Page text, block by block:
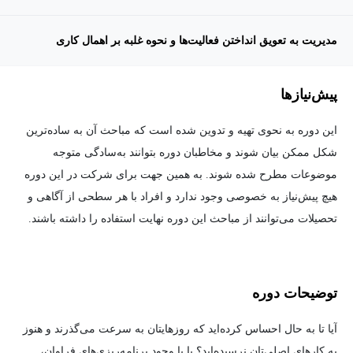
مدیریت به تعويق انداختن فعالیت‌ها و نحوه غلبه بر اهمال کاری
پیش‌نیاز‌ها
این دوره به نحوی تهیه و تدوین شده است که مباحث آن به ساده‌ترین
شکل ممکن بیان شوند و مخاطبان دوره بتوانند به‌سادگی متوجه
موضوعات مطرح شده شوند. به همین جهت برای شرکت در این دوره
هیچ پیش‌نیاز به خصوصی وجود ندارد و افراد با هر سطحی از آگاهی و
تحصیلات می‌توانند از مباحث این دوره نهایت استفاده را داشته باشند.
توضیحات دوره
آیا تا به حال احساس کرده‌اید که روزهایتان به سرعت می‌گذرند و هنوز